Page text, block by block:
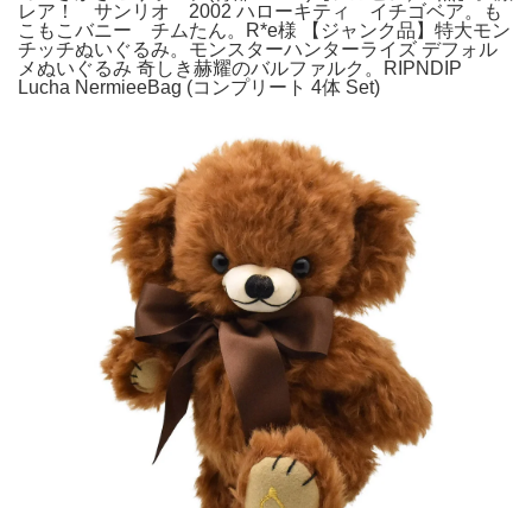
レア！ サンリオ 2002 ハローキティ イチゴベア。も
こもこバニー チムたん。R*e様 【ジャンク品】特大モン
チッチぬいぐるみ。モンスターハンターライズ デフォル
メぬいぐるみ 奇しき赫耀のバルファルク。RIPNDIP
Lucha NermieeBag (コンプリート 4体 Set)